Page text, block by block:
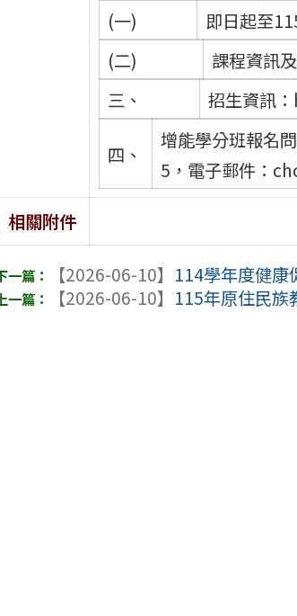
(一)
即日起至
(二)
課程資訊
三、
招生資訊
四、
增能學分班報名
5，電子郵件：
相關附件
【2026-06-10】 114學年度健康
【2026-06-10】 115年原住民族